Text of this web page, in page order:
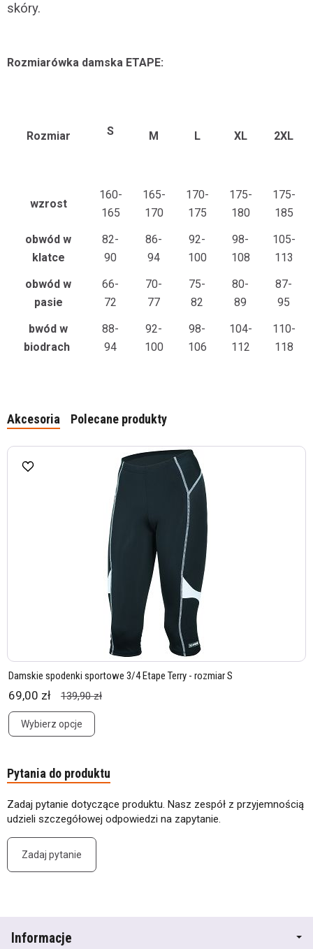
skóry.
Rozmiarówka damska ETAPE:
Rozmiar S M L XL 2XL
wzrost
160-
165
165-
170
170-
175
175-
180
175-
185
obwód w
klatce
82-
90
86-
94
92-
100
98-
108
105-
113
obwód w
pasie
66-
72
70-
77
75-
82
80-
89
87-
95
bwód w
biodrach
88-
94
92-
100
98-
106
104-
112
110-
118
Akcesoria Polecane produkty
Damskie spodenki sportowe 3/4 Etape Terry - rozmiar S
69,00 zł 139,90 zł
Wybierz opcje
Pytania do produktu
Zadaj pytanie dotyczące produktu. Nasz zespół z przyjemnością
udzieli szczegółowej odpowiedzi na zapytanie.
Zadaj pytanie
Informacje